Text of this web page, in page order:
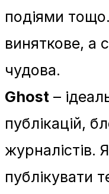
подіями
виняткове, а
чудова.
Ghost –
публікацій,
журналістів.
публікувати